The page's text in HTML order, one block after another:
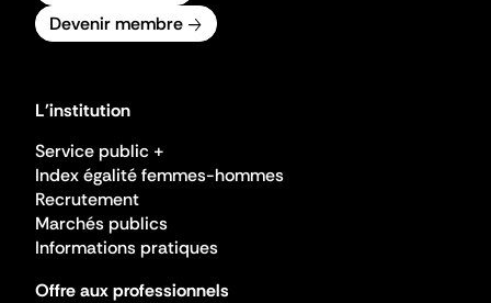
Devenir membre
L'institution
Service public +
Index égalité femmes-hommes
Recrutement
Marchés publics
Informations pratiques
Offre aux professionnels